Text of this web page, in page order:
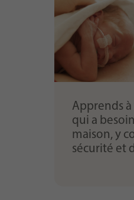
Apprends
qui a
maison, y
sécurité et